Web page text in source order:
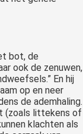
bot, de
ook de zenuwen,
En hij
op en neer
de ademhaling.
(zoals littekens of
klachten als